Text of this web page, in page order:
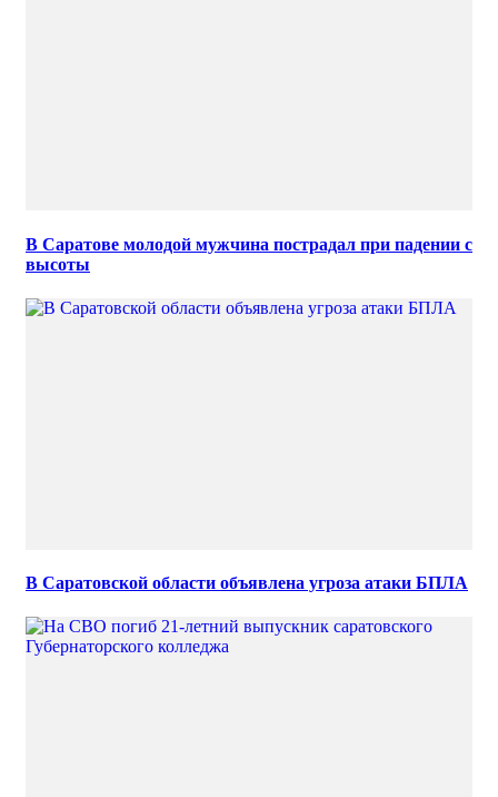
В Саратове молодой мужчина пострадал при падении с
высоты
В Саратовской области объявлена угроза атаки БПЛА